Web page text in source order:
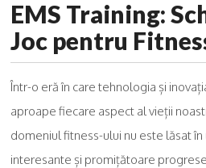
EMS Training:
Joc pentru
Într-o eră în care tehnologia și
aproape fiecare aspect al vieții
domeniul fitness-ului nu este lăsat
interesante și promițătoare